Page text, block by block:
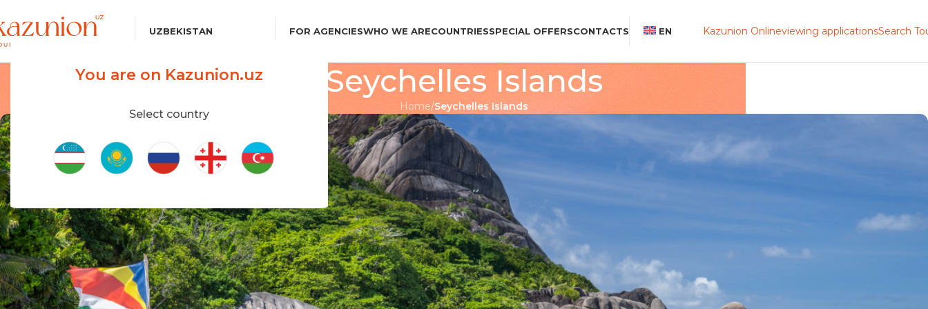
You are on Kazunion.uz
Select country
UZBEKISTAN FOR AGENCIESWHO WE ARECOUNTRIESSPECIAL OFFERSCONTACTS EN Kazunion Onlineviewing applicationsSearch
Seychelles Islands
Home/Seychelles Islands